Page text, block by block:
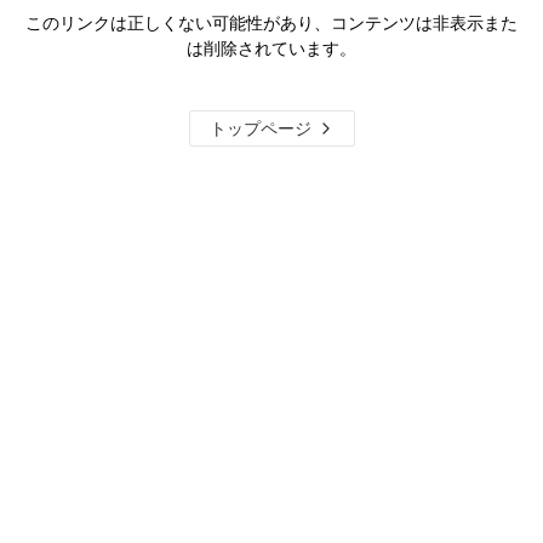
このリンクは正しくない可能性があり、コンテンツは非表示また
は削除されています。
トップページ